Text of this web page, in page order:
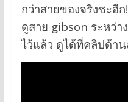
กว่าสายของจริงซะอี
ดูสาย gibson ระหว่า
ไว้แล้ว ดูได้ที่คลิปด้าน